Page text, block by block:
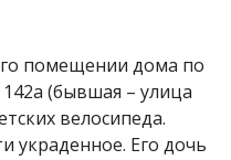
помещении дома по
(бывшая – улица
велосипеда.
украденное. Его дочь